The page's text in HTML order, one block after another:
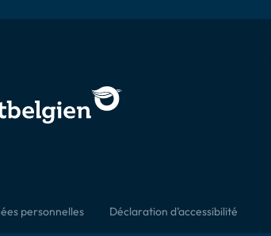
personnelles Déclaration d’accessibilité